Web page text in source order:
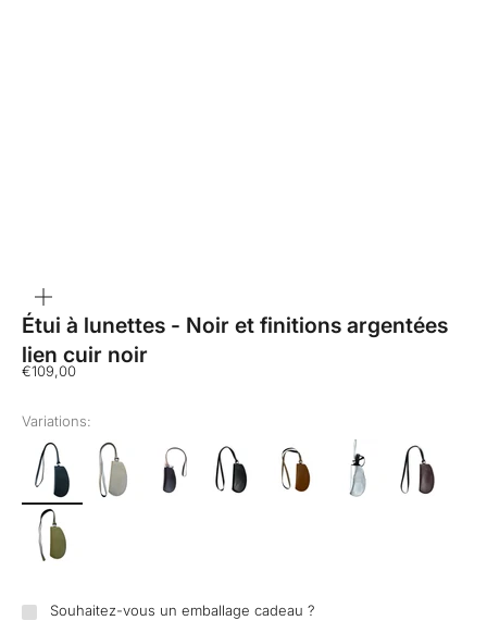
L'IMAGE
Étui à lunettes - Noir et finitions argentées
lien cuir noir
Prix de vente
€109,00
Variations:
Souhaitez-vous un emballage cadeau ?